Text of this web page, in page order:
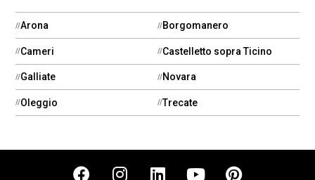
Arona Borgomanero
Cameri Castelletto sopra Ticino
Galliate Novara
Oleggio Trecate